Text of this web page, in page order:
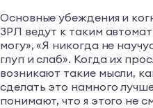
Основные убеждения и
ЗРЛ ведут к таким
могу», «Я никогда не
глуп и слаб». Когда их
возникают такие мысли,
сделать это намного
понимают, что я этого не